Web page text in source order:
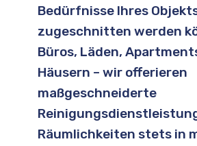
Bedürfnisse Ihres
zugeschnitten werden
Büros, Läden,
Häusern – wir offerieren
maßgeschneiderte
Räumlichkeiten stets in